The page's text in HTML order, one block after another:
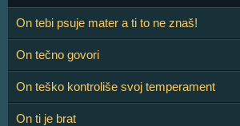
On tebi psuje mater a ti to ne znaš!
On tečno govori
On teško kontroliše svoj temperament
On ti je brat